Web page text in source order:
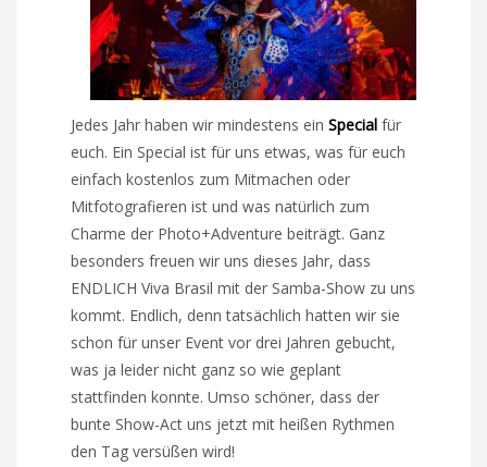
Jedes Jahr haben wir mindestens einSpecial für
euch. Ein Special ist für uns etwas, was für euch
einfach kostenlos zum Mitmachen oder
Mitfotografieren ist und was natürlich zum
Charme der Photo+Adventure beiträgt. Ganz
besonders freuen wir uns dieses Jahr, dass
ENDLICH Viva Brasil mit der Samba-Show zu uns
kommt. Endlich, denn tatsächlich hatten wir sie
schon für unser Event vor drei Jahren gebucht,
was ja leider nicht ganz so wie geplant
stattfinden konnte. Umso schöner, dass der
bunte Show-Act uns jetzt mit heißen Rythmen
den Tag versüßen wird!